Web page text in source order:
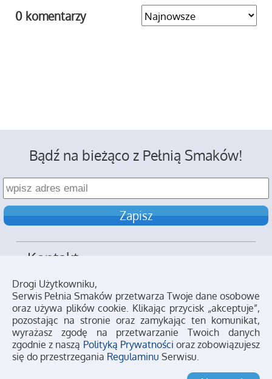
0 komentarzy
Bądź na bieżąco z Pełnią Smaków!
Kontakt
Reklama
Polityka prywatności
Regulamin
Copyright © 2026 Pełnia Smaków
Wszystkie prawa zastrzeżone
Drogi Użytkowniku,
Serwis Pełnia Smaków przetwarza Twoje dane osobowe
oraz używa plików cookie. Klikając przycisk „akceptuje”,
pozostając na stronie oraz zamykając ten komunikat,
wyrażasz zgodę na przetwarzanie Twoich danych
zgodnie z naszą Polityką Prywatności oraz zobowiązujesz
się do przestrzegania Regulaminu Serwisu.